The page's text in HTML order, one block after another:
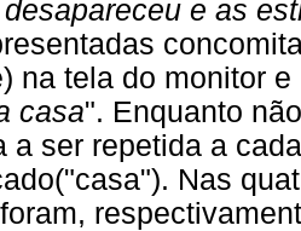
e as
na tela do monitor
casa". Enquanto
a ser repetida a
Nas